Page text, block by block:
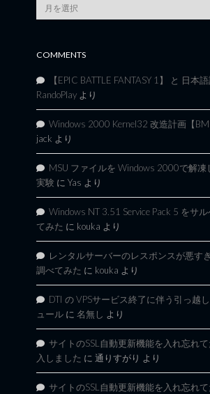
Article
Archives
COMMENTS
【EPIC BATTLE FANTASY 1】 と 日本
RandoPlay より
Windows 2000 Kernel32 改造計画【BM
jack より
MSU ファイルを Windows 2000で解凍
実験 に Yas より
Windows NT 3.51 Service Pack 5 をサ
てみた に kouka より
レンタルサーバーのレスポンスが悪す
調べてみた に kouka より
DTI の VPSサービス終了に伴う引っ越
ュール に 名無し より
サイトのSSL自動更新機能を入れ忘れ
入しました に 通りすがり より
サイトのSSL自動更新機能を入れ忘れ